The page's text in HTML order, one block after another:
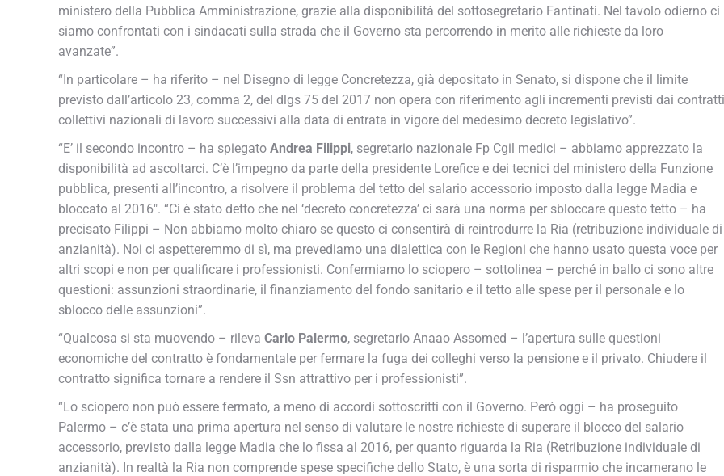
ministero della Pubblica Amministrazione, grazie alla disponibilità del sottosegretario Fantinati. Nel tavolo odierno ci
siamo confrontati con i sindacati sulla strada che il Governo sta percorrendo in merito alle richieste da loro
avanzate”.
“In particolare – ha riferito – nel Disegno di legge Concretezza, già depositato in Senato, si dispone che il limite
previsto dall’articolo 23, comma 2, del dlgs 75 del 2017 non opera con riferimento agli incrementi previsti dai contratti
collettivi nazionali di lavoro successivi alla data di entrata in vigore del medesimo decreto legislativo”.
“E’ il secondo incontro – ha spiegato Andrea Filippi, segretario nazionale Fp Cgil medici – abbiamo apprezzato la
disponibilità ad ascoltarci. C’è l’impegno da parte della presidente Lorefice e dei tecnici del ministero della Funzione
pubblica, presenti all’incontro, a risolvere il problema del tetto del salario accessorio imposto dalla legge Madia e
bloccato al 2016″. “Ci è stato detto che nel ‘decreto concretezza’ ci sarà una norma per sbloccare questo tetto – ha
precisato Filippi – Non abbiamo molto chiaro se questo ci consentirà di reintrodurre la Ria (retribuzione individuale di
anzianità). Noi ci aspetteremmo di sì, ma prevediamo una dialettica con le Regioni che hanno usato questa voce per
altri scopi e non per qualificare i professionisti. Confermiamo lo sciopero – sottolinea – perché in ballo ci sono altre
questioni: assunzioni straordinarie, il finanziamento del fondo sanitario e il tetto alle spese per il personale e lo
sblocco delle assunzioni”.
“Qualcosa si sta muovendo – rileva Carlo Palermo, segretario Anaao Assomed – l’apertura sulle questioni
economiche del contratto è fondamentale per fermare la fuga dei colleghi verso la pensione e il privato. Chiudere il
contratto significa tornare a rendere il Ssn attrattivo per i professionisti”.
“Lo sciopero non può essere fermato, a meno di accordi sottoscritti con il Governo. Però oggi – ha proseguito
Palermo – c’è stata una prima apertura nel senso di valutare le nostre richieste di superare il blocco del salario
accessorio, previsto dalla legge Madia che lo fissa al 2016, per quanto riguarda la Ria (Retribuzione individuale di
anzianità). In realtà la Ria non comprende spese specifiche dello Stato, è una sorta di risparmio che incamerano le